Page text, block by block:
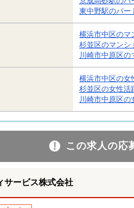
東中野駅のパー
横浜市中区のマ
杉並区のマンシ
川崎市中原区の
横浜市中区の女
杉並区の女性活
川崎市中原区の
この求人の応
サービス株式会社